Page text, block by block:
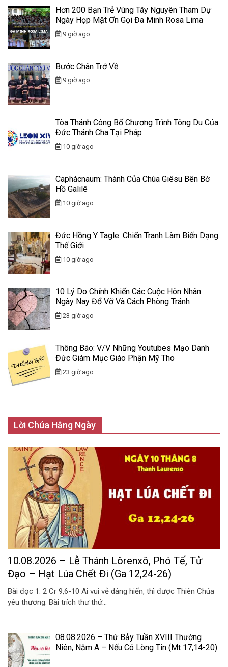
Hơn 200 Bạn Trẻ Vùng Tây Nguyên Tham Dự
Ngày Họp Mặt Ơn Gọi Đa Minh Rosa Lima
9 giờ ago
Bước Chân Trở Về
9 giờ ago
Tòa Thánh Công Bố Chương Trình Tông Du Của
Đức Thánh Cha Tại Pháp
10 giờ ago
Caphácnaum: Thành Của Chúa Giêsu Bên Bờ
Hồ Galilê
10 giờ ago
Đức Hồng Y Tagle: Chiến Tranh Làm Biến Dạng
Thế Giới
10 giờ ago
10 Lý Do Chính Khiến Các Cuộc Hôn Nhân
Ngày Nay Đổ Vỡ Và Cách Phòng Tránh
23 giờ ago
Thông Báo: V/v Những Youtubes Mạo Danh
Đức Giám Mục Giáo Phận Mỹ Tho
23 giờ ago
Lời Chúa Hằng Ngày
10.08.2026 – Lễ Thánh Lôrenxô, Phó Tế, Tử
Đạo – Hạt Lúa Chết Đi (Ga 12,24-26)
Bài đọc 1: 2 Cr 9,6-10 Ai vui vẻ dâng hiến, thì được Thiên Chúa
yêu thương. Bài trích thư thứ...
08.08.2026 – Thứ Bảy Tuần XVIII Thường
Niên, Năm A – Nếu Có Lòng Tin (Mt 17,14-20)